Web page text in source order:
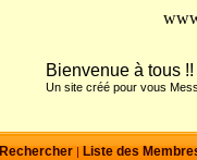
Bienvenue à tous !!
Un site créé pour vous
Rechercher| Liste des